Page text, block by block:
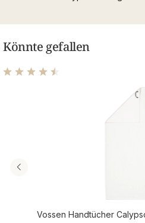
Könnte gefallen
Durchschnittliche Bewertung
Vossen Handtücher